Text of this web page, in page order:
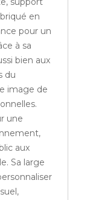
en
pour un
à sa
bien aux
du
image de
une
aux
Sa large